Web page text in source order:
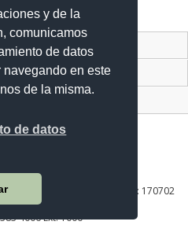
y de la
comunicamos
de datos
en este
de la misma.
de datos
Digital
Ciudadanos
de Información (SNI)
Ňan y Quitumbe Ñan
Social | Código Postal: 170702
- Ecuador
4006 Ext. 1000